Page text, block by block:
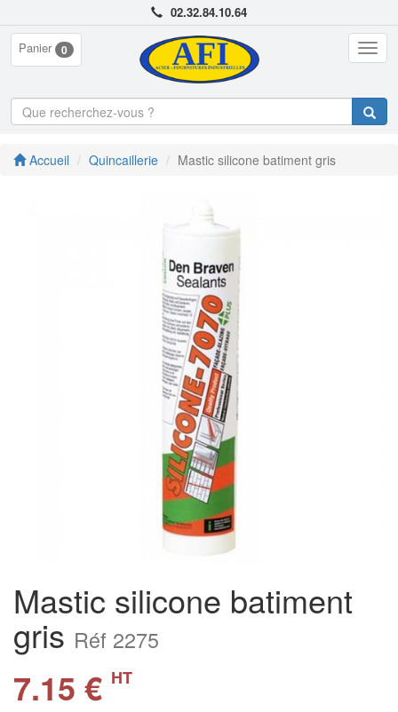
02.32.84.10.64
Panier 0
Accueil Quincaillerie Mastic silicone batiment gris
Mastic silicone batiment
gris Réf 2275
7.15 € HT